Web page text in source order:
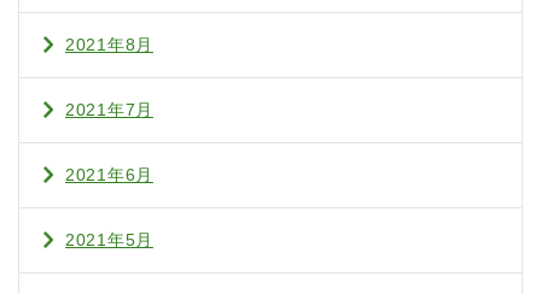
2021年8月
2021年7月
2021年6月
2021年5月